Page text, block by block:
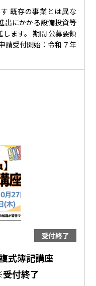
既存の事業とは異な
出にかかる設備投資等
ます。 期間 公募要領
請受付開始：令和７年
受付終了
式簿記講座
付終了